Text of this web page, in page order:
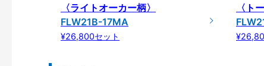
〈ライトオーカー柄〉
FLW21B-17MA
¥26,800セット
〈ト